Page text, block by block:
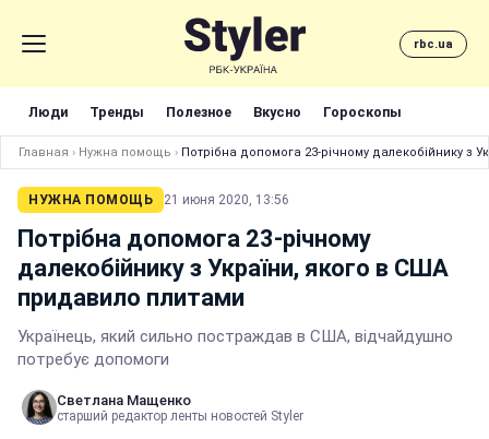
rbc.ua
Люди Тренды Полезное Вкусно Гороскопы
Главная › Нужна помощь › Потрібна допомога 23-річному далекобійнику з
НУЖНА ПОМОЩЬ 21 июня 2020, 13:56
Потрібна допомога 23-річному
далекобійнику з України, якого в США
придавило плитами
Українець, який сильно постраждав в США, відчайдушно
потребує допомоги
Светлана Мащенко
старший редактор ленты новостей Styler